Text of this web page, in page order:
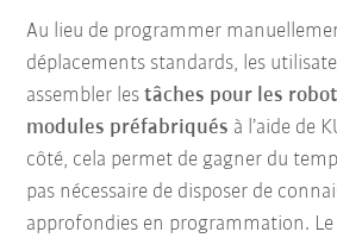
Au lieu de programmer
déplacements standards, les
assembler les tâches pour les
modules préfabriqués à l’aide de
côté, cela permet de gagner du
pas nécessaire de disposer de
approfondies en programmation.